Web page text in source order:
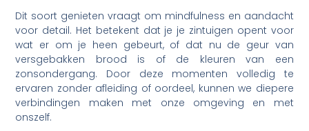
Dit soort genieten vraagt om mindfulness en aandacht
voor detail. Het betekent dat je je zintuigen opent voor
wat er om je heen gebeurt, of dat nu de geur van
versgebakken brood is of de kleuren van een
zonsondergang. Door deze momenten volledig te
ervaren zonder afleiding of oordeel, kunnen we diepere
verbindingen maken met onze omgeving en met
onszelf.